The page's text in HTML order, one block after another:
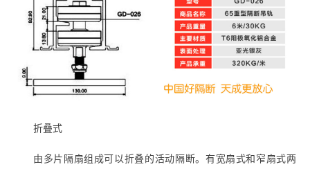
折叠式
由多片隔扇组成可以折叠的活动隔断。有宽扇式和窄扇式两